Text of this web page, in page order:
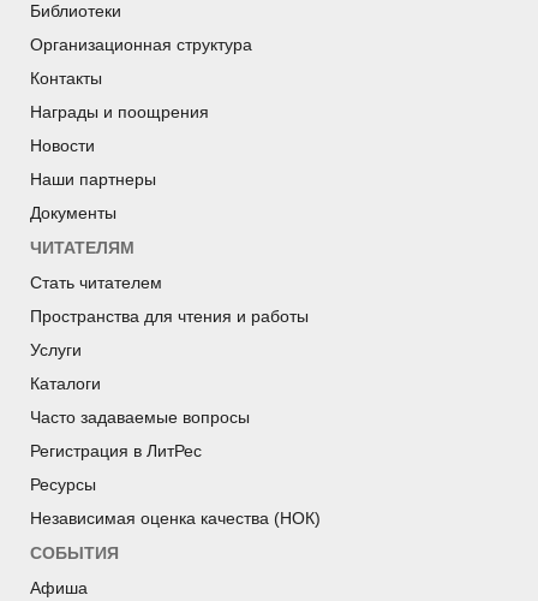
Библиотеки
Организационная структура
Контакты
Награды и поощрения
Новости
Наши партнеры
Документы
ЧИТАТЕЛЯМ
Стать читателем
Пространства для чтения и работы
Услуги
Каталоги
Часто задаваемые вопросы
Регистрация в ЛитРес
Ресурсы
Независимая оценка качества (НОК)
СОБЫТИЯ
Афиша